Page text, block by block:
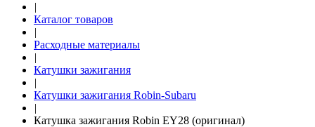
|
Каталог товаров
|
Расходные материалы
|
Катушки зажигания
|
Катушки зажигания Robin-Subaru
|
Катушка зажигания Robin EY28 (оригинал)